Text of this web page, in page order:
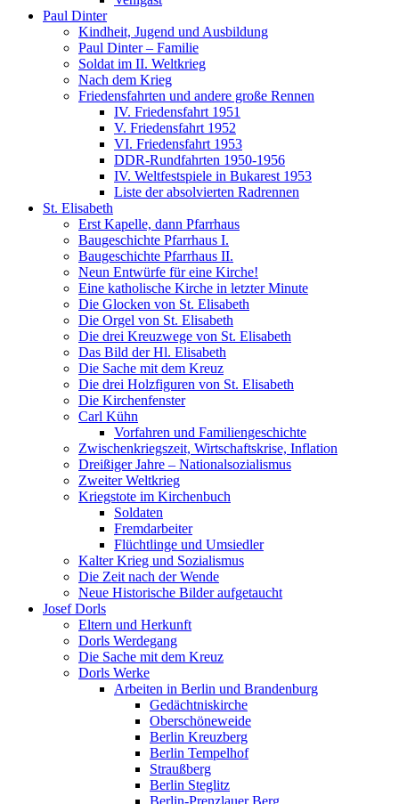
Paul Dinter
Kindheit, Jugend und Ausbildung
Paul Dinter – Familie
Soldat im II. Weltkrieg
Nach dem Krieg
Friedensfahrten und andere große Rennen
IV. Friedensfahrt 1951
V. Friedensfahrt 1952
VI. Friedensfahrt 1953
DDR-Rundfahrten 1950-1956
IV. Weltfestspiele in Bukarest 1953
Liste der absolvierten Radrennen
St. Elisabeth
Erst Kapelle, dann Pfarrhaus
Baugeschichte Pfarrhaus I.
Baugeschichte Pfarrhaus II.
Neun Entwürfe für eine Kirche!
Eine katholische Kirche in letzter Minute
Die Glocken von St. Elisabeth
Die Orgel von St. Elisabeth
Die drei Kreuzwege von St. Elisabeth
Das Bild der Hl. Elisabeth
Die Sache mit dem Kreuz
Die drei Holzfiguren von St. Elisabeth
Die Kirchenfenster
Carl Kühn
Vorfahren und Familiengeschichte
Zwischenkriegszeit, Wirtschaftskrise, Inflation
Dreißiger Jahre – Nationalsozialismus
Zweiter Weltkrieg
Kriegstote im Kirchenbuch
Soldaten
Fremdarbeiter
Flüchtlinge und Umsiedler
Kalter Krieg und Sozialismus
Die Zeit nach der Wende
Neue Historische Bilder aufgetaucht
Josef Dorls
Eltern und Herkunft
Dorls Werdegang
Die Sache mit dem Kreuz
Dorls Werke
Arbeiten in Berlin und Brandenburg
Gedächtniskirche
Oberschöneweide
Berlin Kreuzberg
Berlin Tempelhof
Straußberg
Berlin Steglitz